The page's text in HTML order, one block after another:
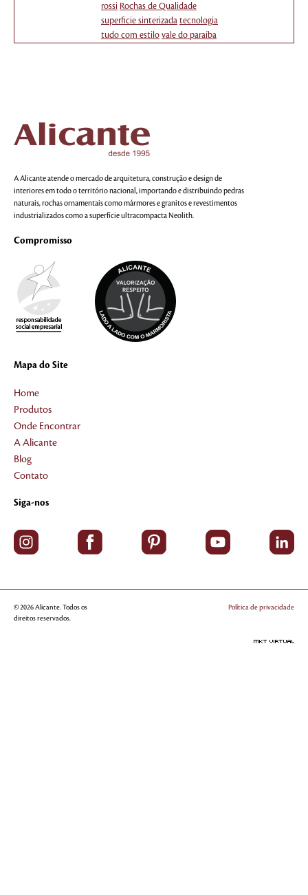
rossi Rochas de Qualidade
superficie sinterizada tecnologia
tudo com estilo vale do paraíba
A Alicante atende o mercado de arquitetura, construção e design de
interiores em todo o território nacional, importando e distribuindo pedras
naturais, rochas ornamentais como mármores e granitos e revestimentos
industrializados como a superfície ultracompacta Neolith.
Compromisso
Mapa do Site
Home
Produtos
Onde Encontrar
A Alicante
Blog
Contato
Siga-nos
© 2026 Alicante. Todos os
direitos reservados.
Política de privacidade